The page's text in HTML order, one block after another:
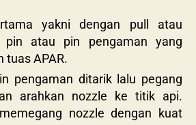
yakni dengan pull atau
pin atau pin pengaman yang
tuas APAR.
pengaman ditarik lalu pegang
arahkan nozzle ke titik api.
nozzle dengan kuat